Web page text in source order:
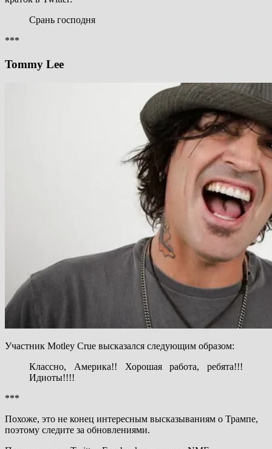
Срань господня
***
Tommy Lee
Участник Motley Crue высказался следующим образом:
Классно, Америка!! Хорошая работа, ребята!!!
Идиоты!!!!
***
Похоже, это не конец интересным высказываниям о Трампе,
поэтому следите за обновлениями.